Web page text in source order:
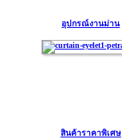
อุปกรณ์งานม่าน
สินค้าราคาพิเศษ